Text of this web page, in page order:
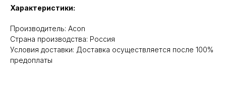
Характеристики:
Производитель: Acon
Cтрана производства: Россия
Условия доставки: Доставка осуществляется после 100%
предоплаты